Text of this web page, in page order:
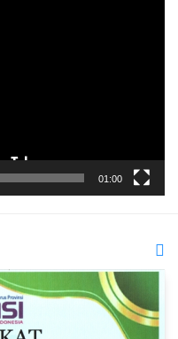
01:00